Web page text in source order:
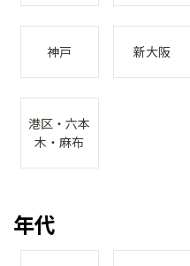
神戸 新大阪
港区・六本
木・麻布
年代